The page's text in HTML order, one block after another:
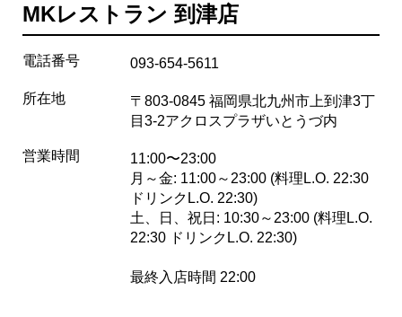
MKレストラン 到津店
電話番号 093-654-5611
所在地
〒803-0845 福岡県北九州市上到津3丁
目3-2アクロスプラザいとうづ内
営業時間
11:00〜23:00
月～金: 11:00～23:00 (料理L.O. 22:30
ドリンクL.O. 22:30)
土、日、祝日: 10:30～23:00 (料理L.O.
22:30 ドリンクL.O. 22:30)
最終入店時間 22:00